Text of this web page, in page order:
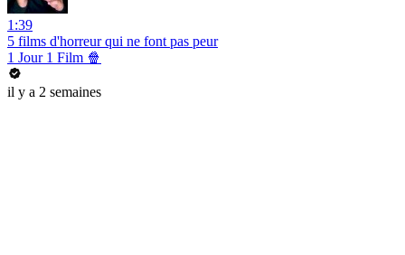
1:39
5 films d'horreur qui ne font pas peur
1 Jour 1 Film 🍿
il y a 2 semaines